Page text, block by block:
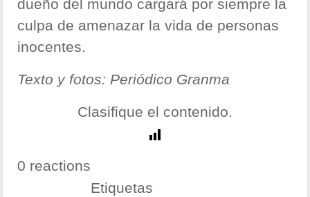
dueño del mundo cargará por siempre la
culpa de amenazar la vida de personas
inocentes.
Texto y fotos: Periódico Granma
Clasifique el contenido.
0 reactions
Etiquetas